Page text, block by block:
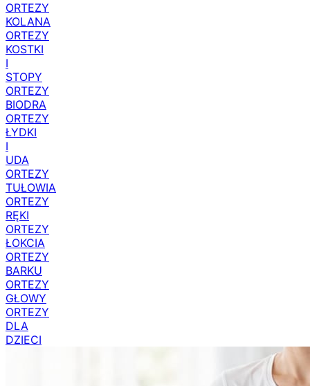
ORTEZY
KOLANA
ORTEZY
KOSTKI
I
STOPY
ORTEZY
BIODRA
ORTEZY
ŁYDKI
I
UDA
ORTEZY
TUŁOWIA
ORTEZY
RĘKI
ORTEZY
ŁOKCIA
ORTEZY
BARKU
ORTEZY
GŁOWY
ORTEZY
DLA
DZIECI